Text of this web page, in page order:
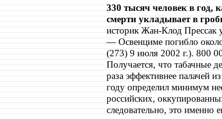
330 тысяч человек в
смерти укладывает в
историк Жан-Клод Прессак
— Освенциме погибло
(273) 9 июля 2002 г.). 800
Получается, что табачные
раза эффективнее палачей
году определил минимум
российских,
следовательно, это